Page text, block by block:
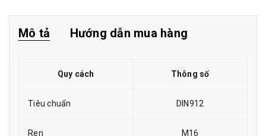
Mô tả Hướng dẫn mua hàng
Quy cách Thông số
Tiêu chuẩn DIN912
Ren M16